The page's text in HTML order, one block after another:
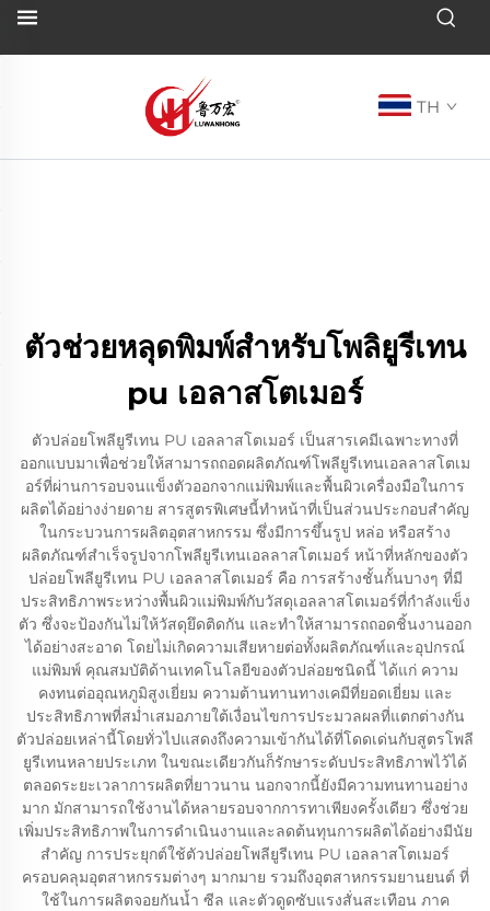
TH
ตัวช่วยหลุดพิมพ์สำหรับโพลิยูรีเทน
pu เอลาสโตเมอร์
ตัวปล่อยโพลียูรีเทน PU เอลลาสโตเมอร์ เป็นสารเคมีเฉพาะทางที่
ออกแบบมาเพื่อช่วยให้สามารถถอดผลิตภัณฑ์โพลียูรีเทนเอลลาสโตเม
อร์ที่ผ่านการอบจนแข็งตัวออกจากแม่พิมพ์และพื้นผิวเครื่องมือในการ
ผลิตได้อย่างง่ายดาย สารสูตรพิเศษนี้ทำหน้าที่เป็นส่วนประกอบสำคัญ
ในกระบวนการผลิตอุตสาหกรรม ซึ่งมีการขึ้นรูป หล่อ หรือสร้าง
ผลิตภัณฑ์สำเร็จรูปจากโพลียูรีเทนเอลลาสโตเมอร์ หน้าที่หลักของตัว
ปล่อยโพลียูรีเทน PU เอลลาสโตเมอร์ คือ การสร้างชั้นกั้นบางๆ ที่มี
ประสิทธิภาพระหว่างพื้นผิวแม่พิมพ์กับวัสดุเอลลาสโตเมอร์ที่กำลังแข็ง
ตัว ซึ่งจะป้องกันไม่ให้วัสดุยึดติดกัน และทำให้สามารถถอดชิ้นงานออก
ได้อย่างสะอาด โดยไม่เกิดความเสียหายต่อทั้งผลิตภัณฑ์และอุปกรณ์
แม่พิมพ์ คุณสมบัติด้านเทคโนโลยีของตัวปล่อยชนิดนี้ ได้แก่ ความ
คงทนต่ออุณหภูมิสูงเยี่ยม ความต้านทานทางเคมีที่ยอดเยี่ยม และ
ประสิทธิภาพที่สม่ำเสมอภายใต้เงื่อนไขการประมวลผลที่แตกต่างกัน
ตัวปล่อยเหล่านี้โดยทั่วไปแสดงถึงความเข้ากันได้ที่โดดเด่นกับสูตรโพลี
ยูรีเทนหลายประเภท ในขณะเดียวกันก็รักษาระดับประสิทธิภาพไว้ได้
ตลอดระยะเวลาการผลิตที่ยาวนาน นอกจากนี้ยังมีความทนทานอย่าง
มาก มักสามารถใช้งานได้หลายรอบจากการทาเพียงครั้งเดียว ซึ่งช่วย
เพิ่มประสิทธิภาพในการดำเนินงานและลดต้นทุนการผลิตได้อย่างมีนัย
สำคัญ การประยุกต์ใช้ตัวปล่อยโพลียูรีเทน PU เอลลาสโตเมอร์
ครอบคลุมอุตสาหกรรมต่างๆ มากมาย รวมถึงอุตสาหกรรมยานยนต์ ที่
ใช้ในการผลิตจอยกันน้ำ ซีล และตัวดูดซับแรงสั่นสะเทือน ภาค